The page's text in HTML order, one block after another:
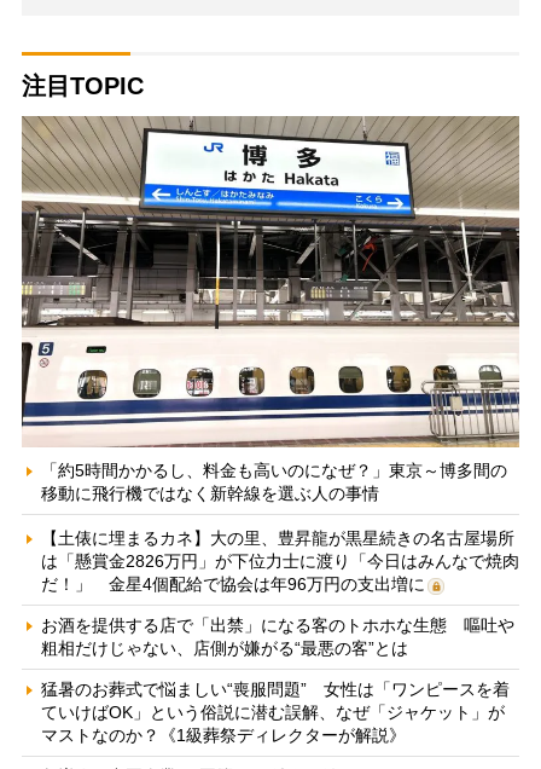
注目TOPIC
「約5時間かかるし、料金も高いのになぜ？」東京～博多間の
移動に飛行機ではなく新幹線を選ぶ人の事情
【土俵に埋まるカネ】大の里、豊昇龍が黒星続きの名古屋場所
は「懸賞金2826万円」が下位力士に渡り「今日はみんなで焼肉
だ！」 金星4個配給で協会は年96万円の支出増に
お酒を提供する店で「出禁」になる客のトホホな生態 嘔吐や
粗相だけじゃない、店側が嫌がる“最悪の客”とは
猛暑のお葬式で悩ましい“喪服問題” 女性は「ワンピースを着
ていけばOK」という俗説に潜む誤解、なぜ「ジャケット」が
マストなのか？《1級葬祭ディレクターが解説》